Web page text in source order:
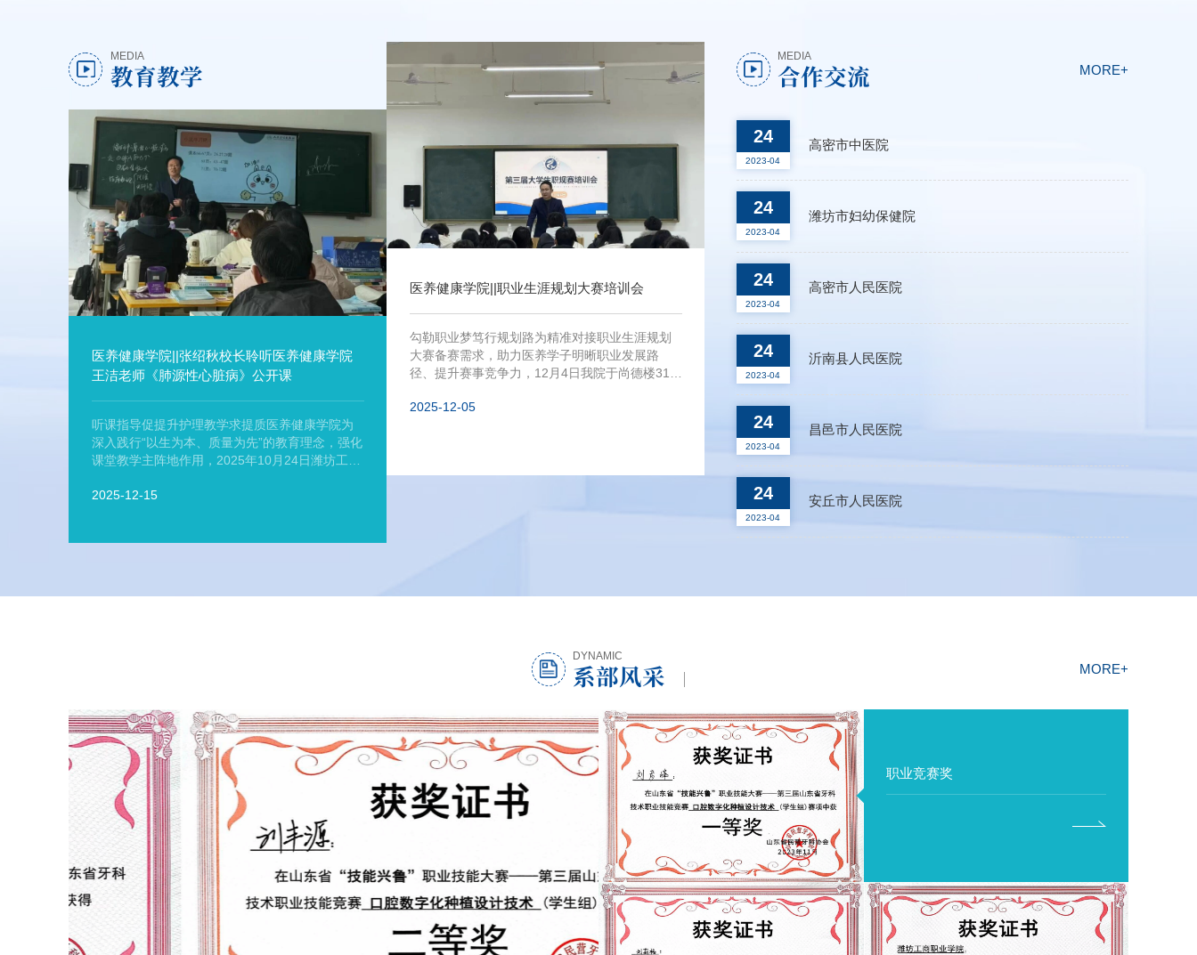
MEDIA
教育教学 MORE+
医养健康学院||张绍秋校长聆听医养健康学院
王洁老师《肺源性心脏病》公开课
听课指导促提升护理教学求提质医养健康学院为
深入践行“以生为本、质量为先”的教育理念，强化
课堂教学主阵地作用，2025年10月24日潍坊工商
健康学院院长李良、执行院长王爱娜深入护理专
2025-12-15
医养健康学院||职业生涯规划大赛培训会
勾勒职业梦笃行规划路为精准对接职业生涯规划
大赛备赛需求，助力医养学子明晰职业发展路
径、提升赛事竞争力，12月4日我院于尚德楼315
党支部书记张栋栋主讲，以专业指导为学子职业
2025-12-05
MEDIA
合作交流 MORE+
24
2023-04
高密市中医院
24
2023-04
潍坊市妇幼保健院
24
2023-04
高密市人民医院
24
2023-04
沂南县人民医院
24
2023-04
昌邑市人民医院
24
2023-04
安丘市人民医院
DYNAMIC
系部风采 MORE+
职业竞赛奖